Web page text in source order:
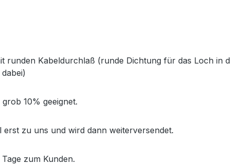
runden Kabeldurchlaß (runde Dichtung für das Loch in
10% geeignet.
zu uns und wird dann weiterversendet.
zum Kunden.